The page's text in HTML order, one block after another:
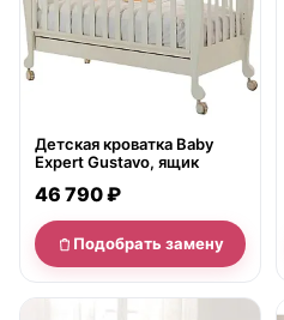
Детская кроватка Baby
Expert Gustavo, ящик
46 790 ₽
Подобрать замену